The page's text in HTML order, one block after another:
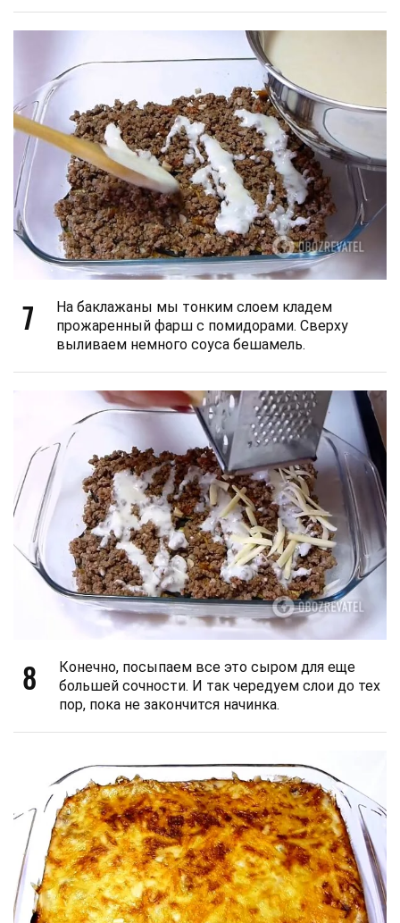
7
На баклажаны мы тонким слоем кладем
прожаренный фарш с помидорами. Сверху
выливаем немного соуса бешамель.
8
Конечно, посыпаем все это сыром для еще
большей сочности. И так чередуем слои до тех
пор, пока не закончится начинка.